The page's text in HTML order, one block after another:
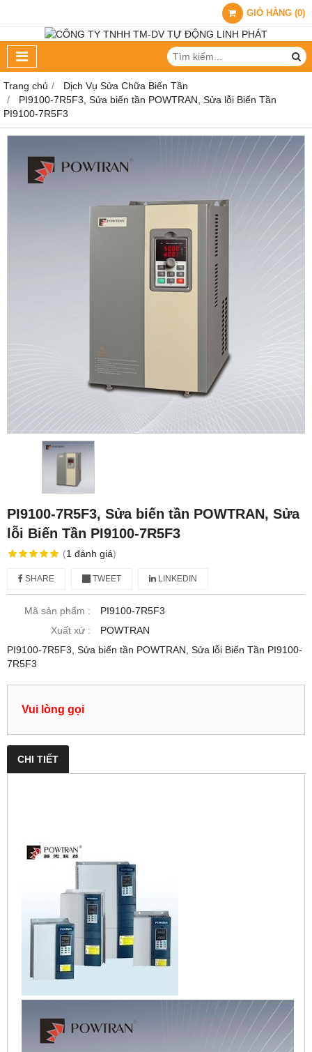
GIỎ HÀNG (0)
Trang chủ
Dịch Vụ Sửa Chữa Biến Tần
PI9100-7R5F3, Sửa biến tần POWTRAN, Sửa lỗi Biến Tần
PI9100-7R5F3
PI9100-7R5F3, Sửa biến tần POWTRAN, Sửa
lỗi Biến Tần PI9100-7R5F3
(1 đánh giá)
SHARE TWEET LINKEDIN
Mã sản phẩm :
PI9100-7R5F3
Xuất xứ :
POWTRAN
PI9100-7R5F3, Sửa biến tần POWTRAN, Sửa lỗi Biến Tần PI9100-
7R5F3
Vui lòng gọi
CHI TIẾT